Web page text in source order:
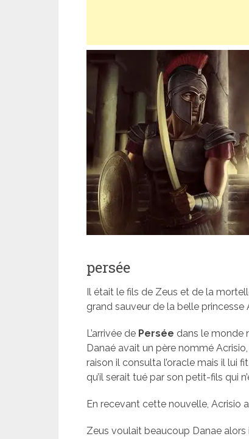
persée
Il était le fils de Zeus et de la
grand sauveur de la belle
L’arrivée de Persée dans le monde
Danaé avait un père nommé
raison il consulta l’oracle mais il lui
qu’il serait tué par son petit-fils qui
En recevant cette nouvelle, Acrisio
Zeus voulait beaucoup Danae alors